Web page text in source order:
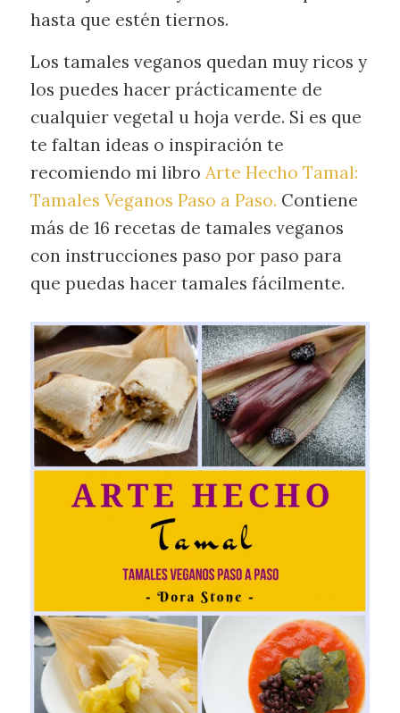
hasta que estén tiernos.
Los tamales veganos quedan muy ricos y
los puedes hacer prácticamente de
cualquier vegetal u hoja verde. Si es que
te faltan ideas o inspiración te
recomiendo mi libro Arte Hecho Tamal:
Tamales Veganos Paso a Paso. Contiene
más de 16 recetas de tamales veganos
con instrucciones paso por paso para
que puedas hacer tamales fácilmente.